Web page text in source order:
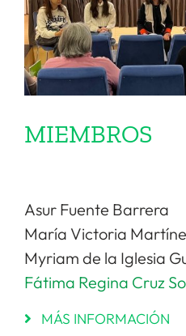
MIEMBROS
Asur Fuente Barrera
María Victoria
Myriam de la Iglesia
Fátima Regina Cruz
MÁS INFORMACIÓN